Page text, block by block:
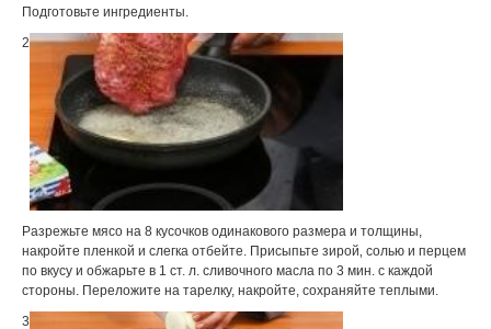
Подготовьте ингредиенты.
2
Разрежьте мясо на 8 кусочков одинакового размера и толщины,
накройте пленкой и слегка отбейте. Присыпьте зирой‚ солью и перцем
по вкусу и обжарьте в 1 ст. л. сливочного масла по 3 мин. с каждой
стороны. Переложите на тарелку, накройте, сохраняйте теплыми.
3